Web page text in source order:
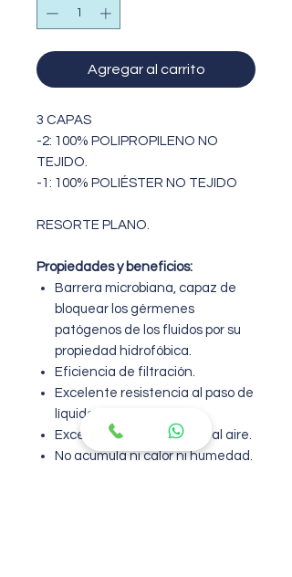
Agregar al carrito
3 CAPAS
-2: 100% POLIPROPILENO NO
TEJIDO.
-1: 100% POLIÉSTER NO TEJIDO
RESORTE PLANO.
Propiedades y beneficios:
Barrera microbiana, capaz de
bloquear los gérmenes
patógenos de los fluidos por su
propiedad hidrofóbica.
Eficiencia de filtración.
Excelente resistencia al paso de
líquidos.
Excelente permeabilidad al aire.
No acumula ni calor ni humedad.